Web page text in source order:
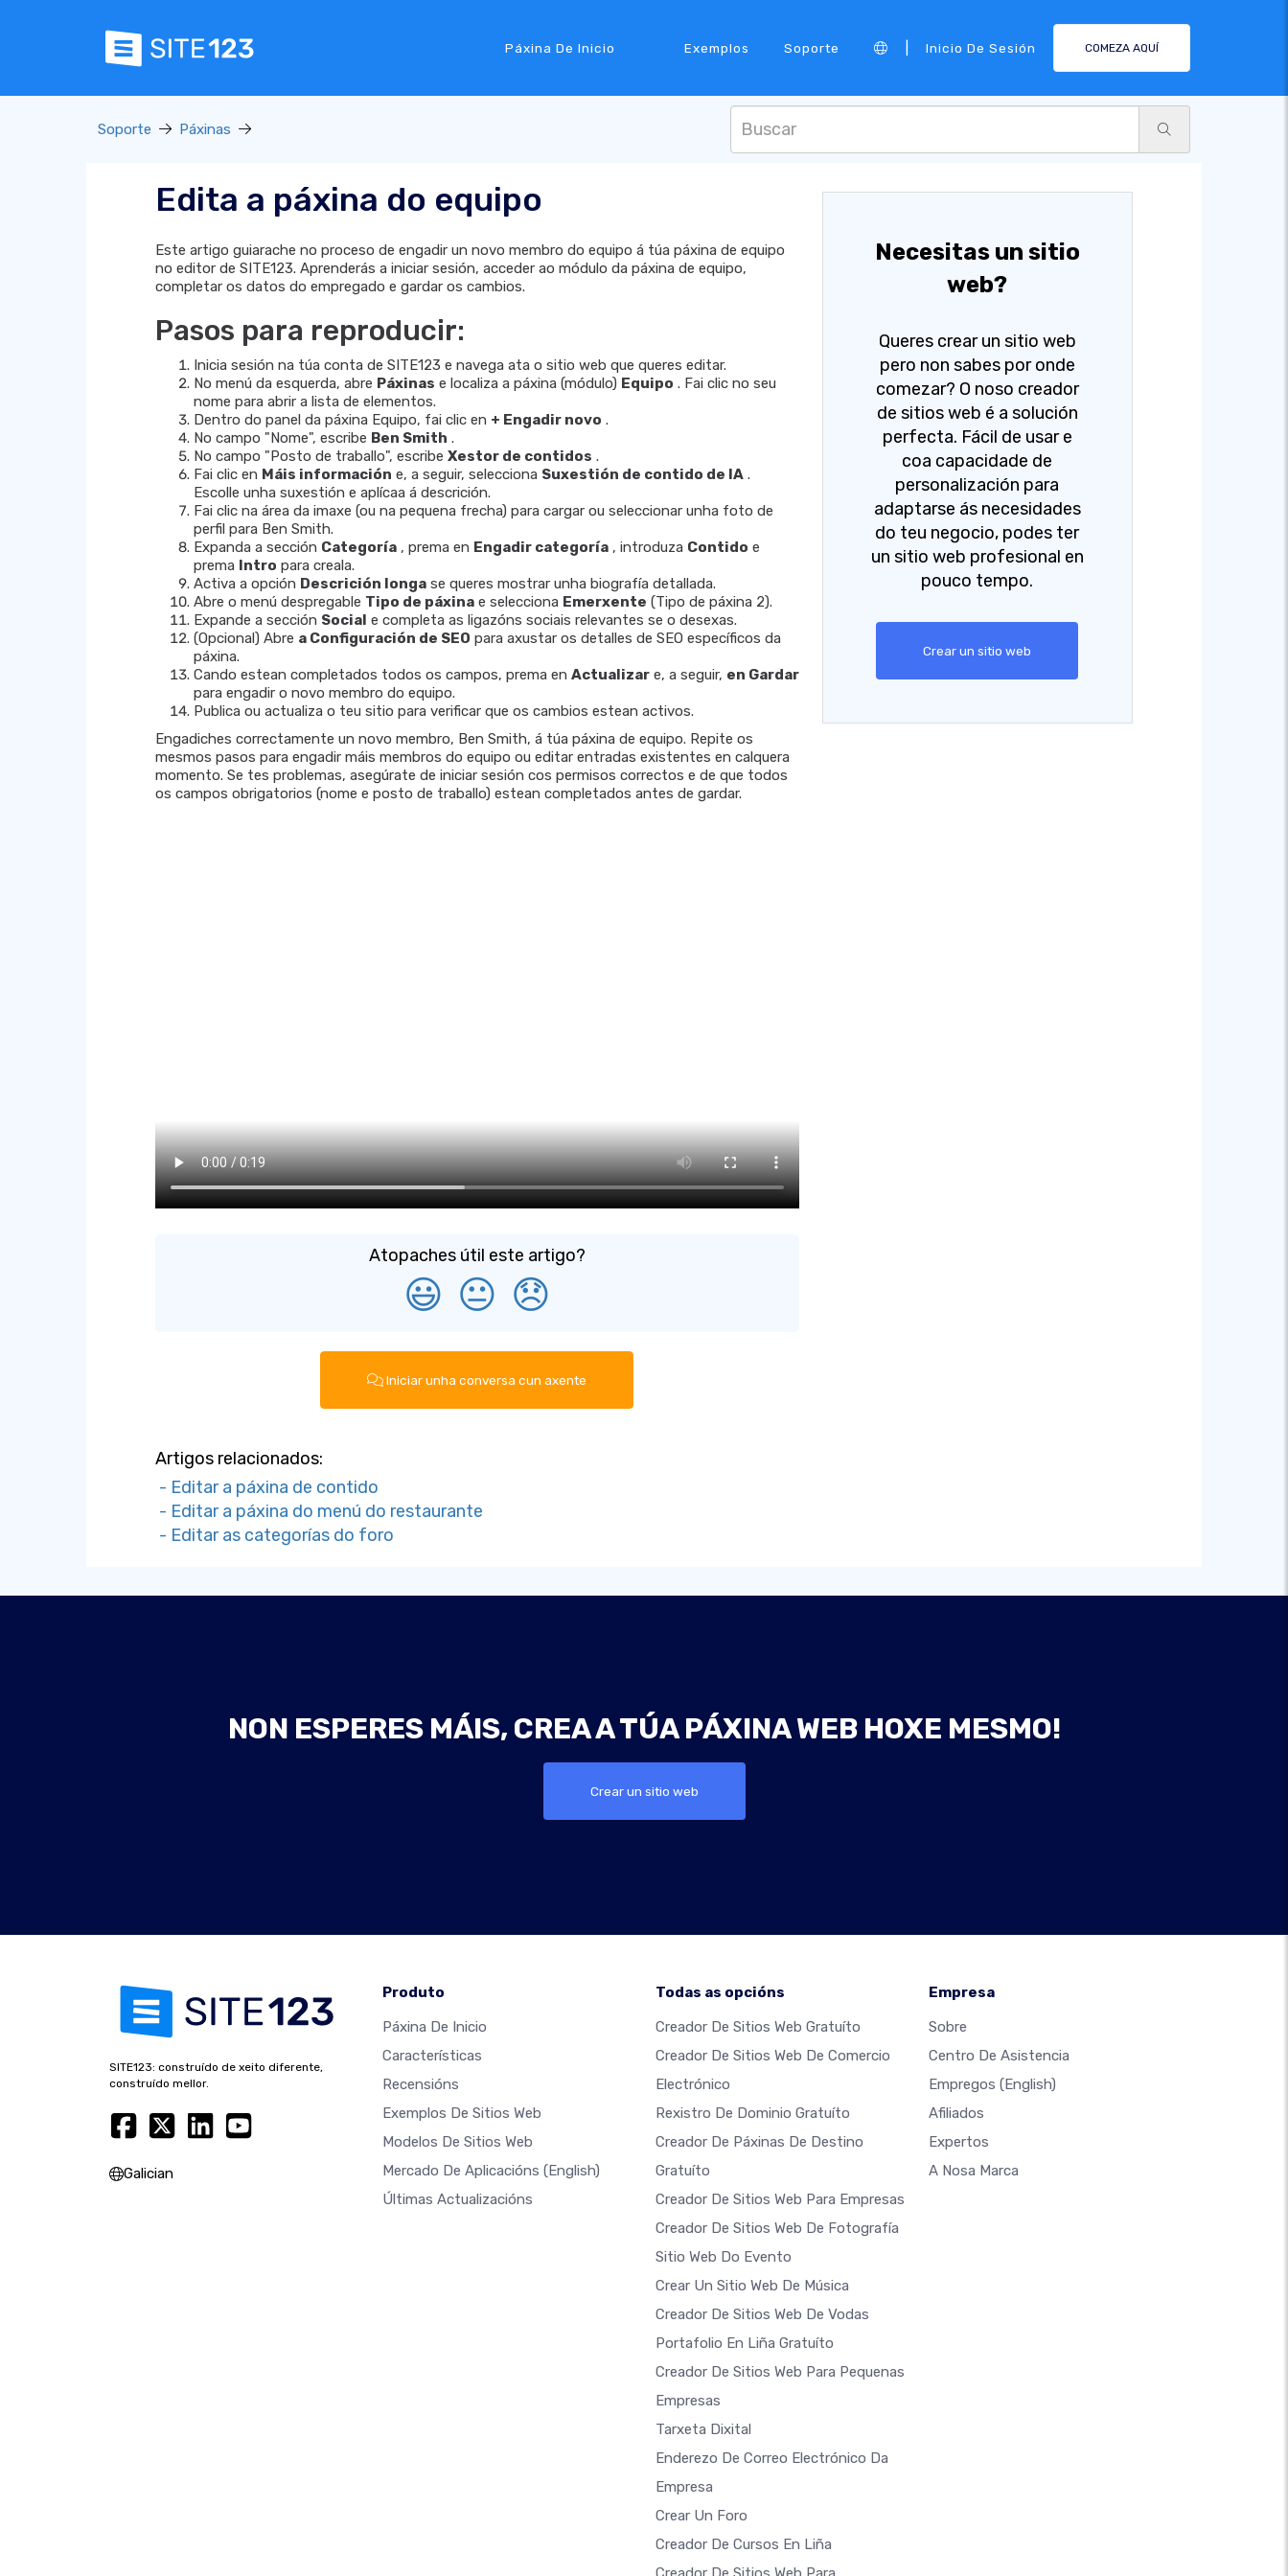
Páxina De Inicio Exemplos Soporte Inicio De Sesión COMEZA AQUÍ
Soporte Páxinas
Edita a páxina do equipo
Este artigo guiarache no proceso de engadir un novo membro do equipo á túa páxina de equipo
no editor de SITE123. Aprenderás a iniciar sesión, acceder ao módulo da páxina de equipo,
completar os datos do empregado e gardar os cambios.
Pasos para reproducir:
Inicia sesión na túa conta de SITE123 e navega ata o sitio web que queres editar.
No menú da esquerda, abre Páxinas e localiza a páxina (módulo) Equipo . Fai clic no seu
nome para abrir a lista de elementos.
Dentro do panel da páxina Equipo, fai clic en + Engadir novo .
No campo "Nome", escribe Ben Smith .
No campo "Posto de traballo", escribe Xestor de contidos .
Fai clic en Máis información e, a seguir, selecciona Suxestión de contido de IA .
Escolle unha suxestión e aplícaa á descrición.
Fai clic na área da imaxe (ou na pequena frecha) para cargar ou seleccionar unha foto de
perfil para Ben Smith.
Expanda a sección Categoría , prema en Engadir categoría , introduza Contido e
prema Intro para creala.
Activa a opción Descrición longa se queres mostrar unha biografía detallada.
Abre o menú despregable Tipo de páxina e selecciona Emerxente (Tipo de páxina 2).
Expande a sección Social e completa as ligazóns sociais relevantes se o desexas.
(Opcional) Abre a Configuración de SEO para axustar os detalles de SEO específicos da
páxina.
Cando estean completados todos os campos, prema en Actualizar e, a seguir, en Gardar
para engadir o novo membro do equipo.
Publica ou actualiza o teu sitio para verificar que os cambios estean activos.
Engadiches correctamente un novo membro, Ben Smith, á túa páxina de equipo. Repite os
mesmos pasos para engadir máis membros do equipo ou editar entradas existentes en calquera
momento. Se tes problemas, asegúrate de iniciar sesión cos permisos correctos e de que todos
os campos obrigatorios (nome e posto de traballo) estean completados antes de gardar.
Atopaches útil este artigo?
😃 😐 😞
Iniciar unha conversa cun axente
Artigos relacionados:
- Editar a páxina de contido
- Editar a páxina do menú do restaurante
- Editar as categorías do foro
Necesitas un sitio
web?
Queres crear un sitio web
pero non sabes por onde
comezar? O noso creador
de sitios web é a solución
perfecta. Fácil de usar e
coa capacidade de
personalización para
adaptarse ás necesidades
do teu negocio, podes ter
un sitio web profesional en
pouco tempo.
Crear un sitio web
NON ESPERES MÁIS, CREA A TÚA PÁXINA WEB HOXE MESMO!
Crear un sitio web
SITE123: construído de xeito diferente,
construído mellor.
Galician
Produto
Páxina De Inicio
Características
Recensións
Exemplos De Sitios Web
Modelos De Sitios Web
Mercado De Aplicacións (English)
Últimas Actualizacións
Todas as opcións
Creador De Sitios Web Gratuíto
Creador De Sitios Web De Comercio
Electrónico
Rexistro De Dominio Gratuíto
Creador De Páxinas De Destino
Gratuíto
Creador De Sitios Web Para Empresas
Creador De Sitios Web De Fotografía
Sitio Web Do Evento
Crear Un Sitio Web De Música
Creador De Sitios Web De Vodas
Portafolio En Liña Gratuíto
Creador De Sitios Web Para Pequenas
Empresas
Tarxeta Dixital
Enderezo De Correo Electrónico Da
Empresa
Crear Un Foro
Creador De Cursos En Liña
Empresa
Sobre
Centro De Asistencia
Empregos (English)
Afiliados
Expertos
A Nosa Marca